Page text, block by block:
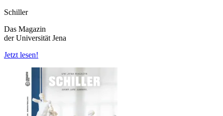
Schiller
Das Magazin
der Universität Jena
Jetzt lesen!